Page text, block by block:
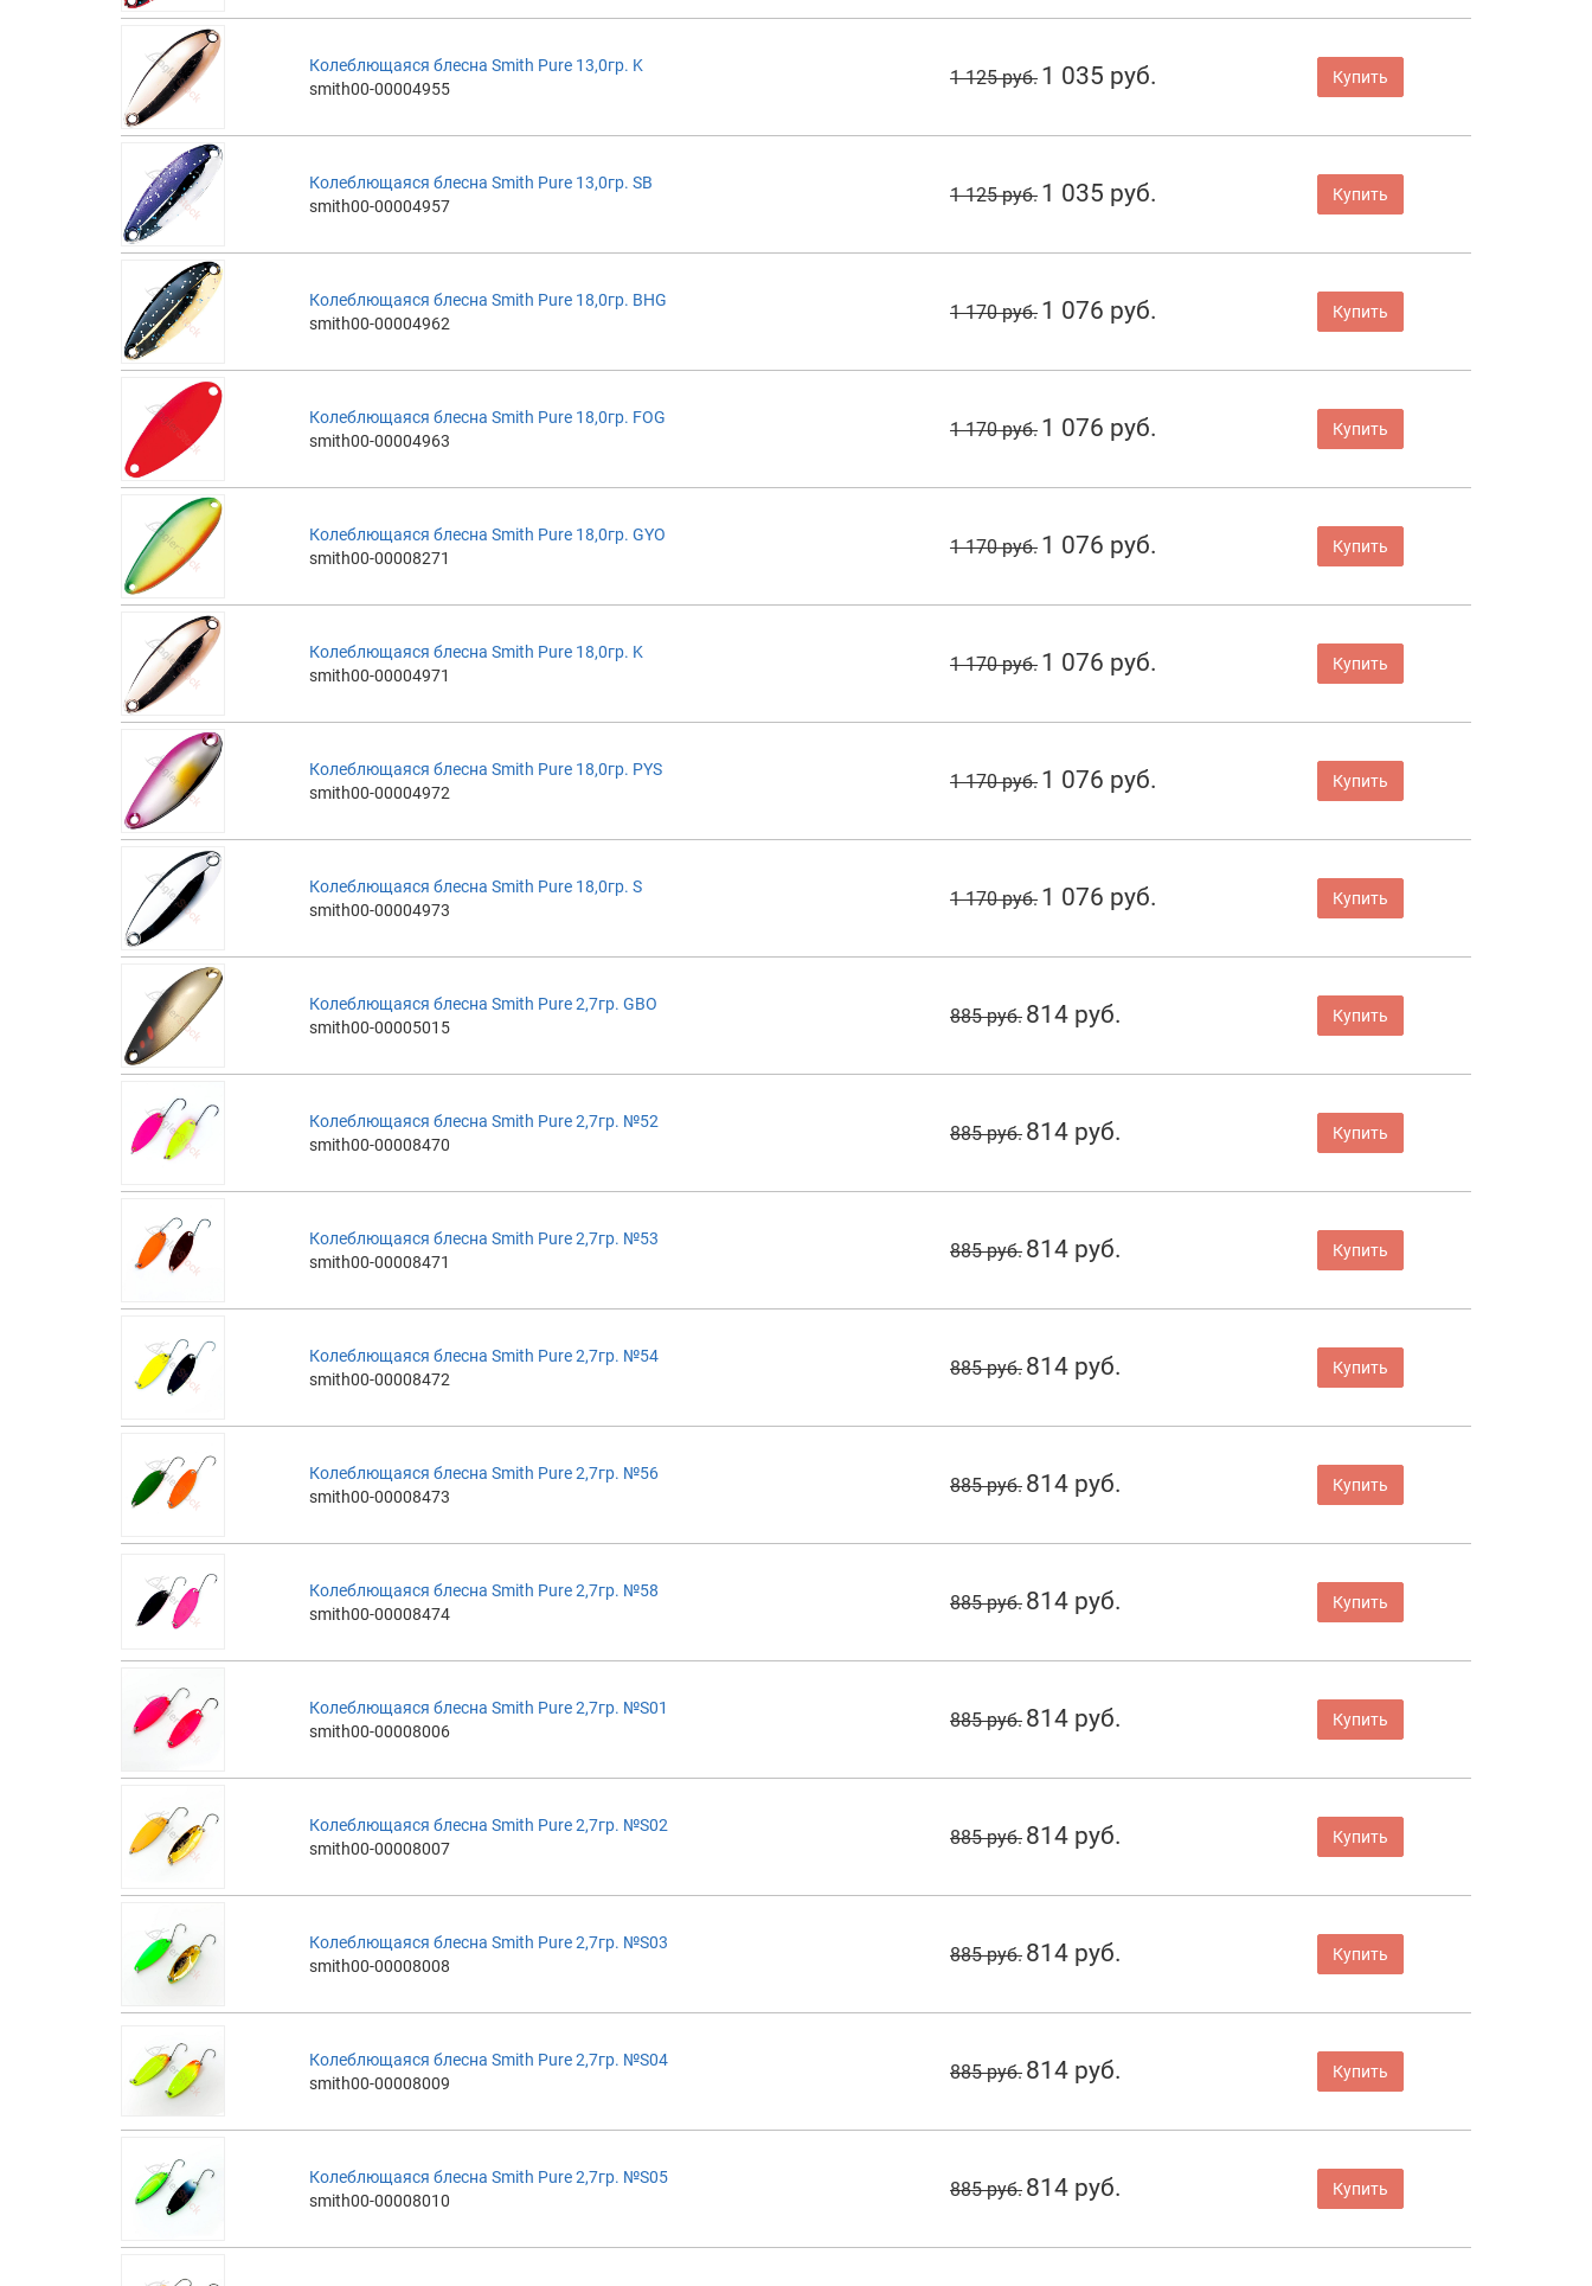
Колеблющаяся блесна Smith Pure 13,0гр. K
smith00-00004955
1 125 руб. 1 035 руб. Купить
Колеблющаяся блесна Smith Pure 13,0гр. SB
smith00-00004957
1 125 руб. 1 035 руб. Купить
Колеблющаяся блесна Smith Pure 18,0гр. BHG
smith00-00004962
1 170 руб. 1 076 руб. Купить
Колеблющаяся блесна Smith Pure 18,0гр. FOG
smith00-00004963
1 170 руб. 1 076 руб. Купить
Колеблющаяся блесна Smith Pure 18,0гр. GYO
smith00-00008271
1 170 руб. 1 076 руб. Купить
Колеблющаяся блесна Smith Pure 18,0гр. K
smith00-00004971
1 170 руб. 1 076 руб. Купить
Колеблющаяся блесна Smith Pure 18,0гр. PYS
smith00-00004972
1 170 руб. 1 076 руб. Купить
Колеблющаяся блесна Smith Pure 18,0гр. S
smith00-00004973
1 170 руб. 1 076 руб. Купить
Колеблющаяся блесна Smith Pure 2,7гр. GBO
smith00-00005015
885 руб. 814 руб. Купить
Колеблющаяся блесна Smith Pure 2,7гр. №52
smith00-00008470
885 руб. 814 руб. Купить
Колеблющаяся блесна Smith Pure 2,7гр. №53
smith00-00008471
885 руб. 814 руб. Купить
Колеблющаяся блесна Smith Pure 2,7гр. №54
smith00-00008472
885 руб. 814 руб. Купить
Колеблющаяся блесна Smith Pure 2,7гр. №56
smith00-00008473
885 руб. 814 руб. Купить
Колеблющаяся блесна Smith Pure 2,7гр. №58
smith00-00008474
885 руб. 814 руб. Купить
Колеблющаяся блесна Smith Pure 2,7гр. №S01
smith00-00008006
885 руб. 814 руб. Купить
Колеблющаяся блесна Smith Pure 2,7гр. №S02
smith00-00008007
885 руб. 814 руб. Купить
Колеблющаяся блесна Smith Pure 2,7гр. №S03
smith00-00008008
885 руб. 814 руб. Купить
Колеблющаяся блесна Smith Pure 2,7гр. №S04
smith00-00008009
885 руб. 814 руб. Купить
Колеблющаяся блесна Smith Pure 2,7гр. №S05
smith00-00008010
885 руб. 814 руб. Купить